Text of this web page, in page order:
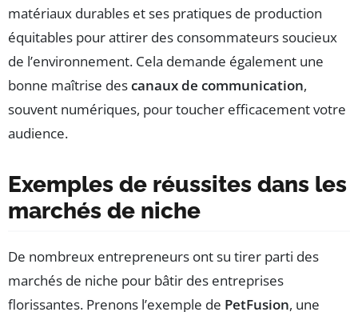
matériaux durables et ses pratiques de production
équitables pour attirer des consommateurs soucieux
de l’environnement. Cela demande également une
bonne maîtrise descanaux de communication,
souvent numériques, pour toucher efficacement votre
audience.
Exemples de réussites dans les
marchés de niche
De nombreux entrepreneurs ont su tirer parti des
marchés de niche pour bâtir des entreprises
florissantes. Prenons l’exemple de PetFusion, une